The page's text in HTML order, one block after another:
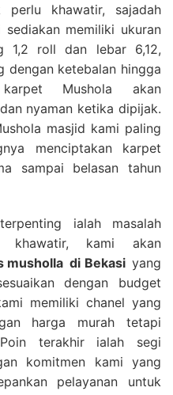
perlu khawatir, sajadah
memiliki ukuran
1,2 roll dan lebar 6,12,
dengan ketebalan hingga
Mushola akan
nyaman ketika dipijak.
masjid kami paling
menciptakan karpet
sampai belasan tahun
ialah masalah
kami akan
musholla di Bekasiyang
dengan budget
memiliki chanel yang
harga murah tetapi
terakhir ialah segi
komitmen kami yang
pelayanan untuk